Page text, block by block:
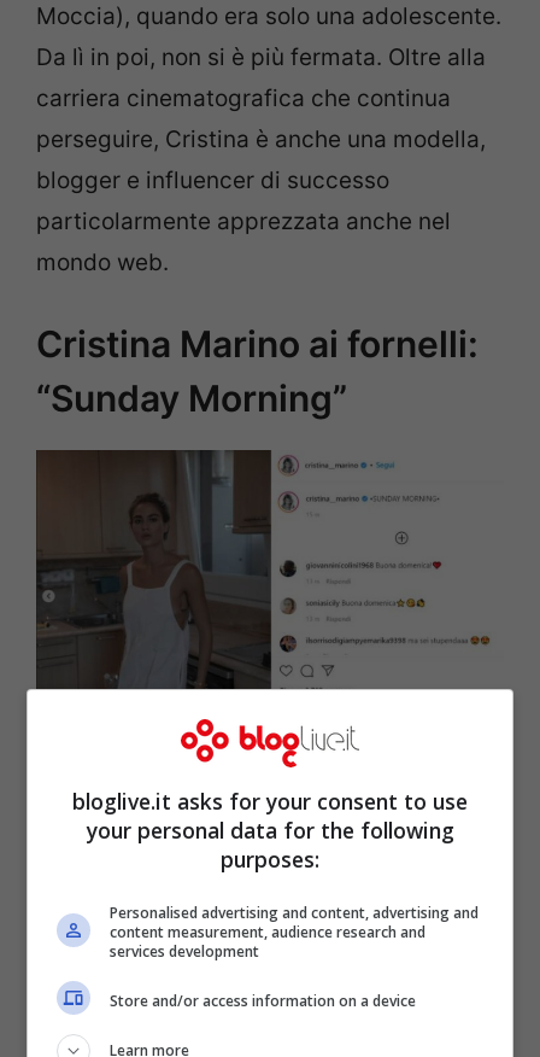
Moccia), quando era solo una adolescente.
Da lì in poi, non si è più fermata. Oltre alla
carriera cinematografica che continua
perseguire, Cristina è anche una modella,
blogger e influencer di successo
particolarmente apprezzata anche nel
mondo web.
Cristina Marino ai fornelli:
“Sunday Morning”
Cristina Marino (Screenshot Instagram)
bloglive.it asks for your consent to use
your personal data for the following
purposes:
Personalised advertising and content, advertising and
content measurement, audience research and
services development
Store and/or access information on a device
Learn more